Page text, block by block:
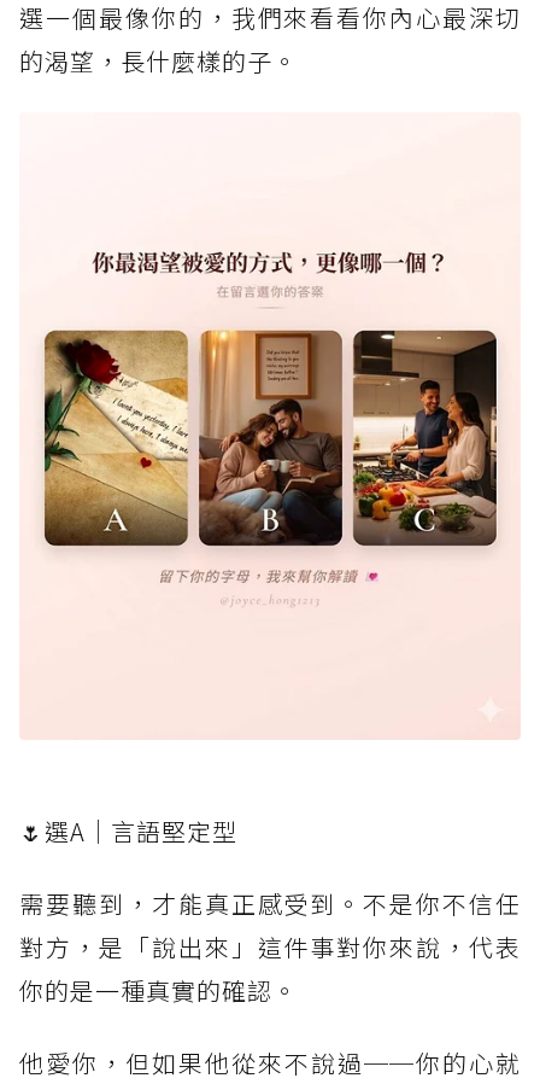
選一個最像你的，我們來看看你內心最深切
的渴望，長什麼樣的子。
🌷選A｜言語堅定型
需要聽到，才能真正感受到。不是你不信任
對方，是「說出來」這件事對你來說，代表
你的是一種真實的確認。
他愛你，但如果他從來不說過──你的心就